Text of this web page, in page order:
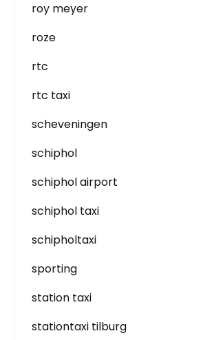
roy meyer
roze
rtc
rtc taxi
scheveningen
schiphol
schiphol airport
schiphol taxi
schipholtaxi
sporting
station taxi
stationtaxi tilburg